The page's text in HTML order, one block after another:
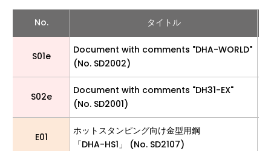
No. タイトル
S01e
Document with comments "DHA-WORLD"
(No. SD2002)
S02e
Document with comments "DH31-EX"
(No. SD2001)
E01
ホットスタンピング向け金型用鋼
「DHA-HS1」 (No. SD2107)